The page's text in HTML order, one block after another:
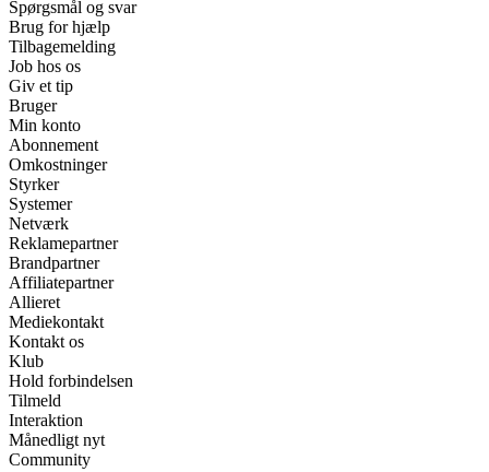
Spørgsmål og svar
Brug for hjælp
Tilbagemelding
Job hos os
Giv et tip
Bruger
Min konto
Abonnement
Omkostninger
Styrker
Systemer
Netværk
Reklamepartner
Brandpartner
Affiliatepartner
Allieret
Mediekontakt
Kontakt os
Klub
Hold forbindelsen
Tilmeld
Interaktion
Månedligt nyt
Community